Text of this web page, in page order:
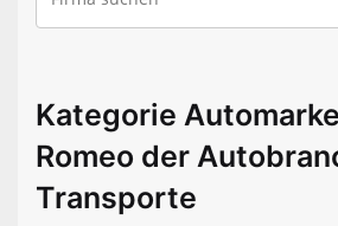
Kategorie
Romeo der
Transporte